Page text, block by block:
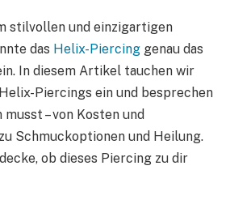
stilvollen und einzigartigen
das Helix-Piercing genau das
In diesem Artikel tauchen wir
Piercings ein und besprechen
– von Kosten und
Schmuckoptionen und Heilung.
ob dieses Piercing zu dir